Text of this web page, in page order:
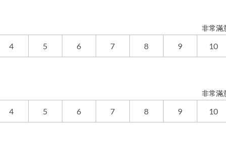
非常滿
4 5 6 7 8 9 10
非常滿
4 5 6 7 8 9 10